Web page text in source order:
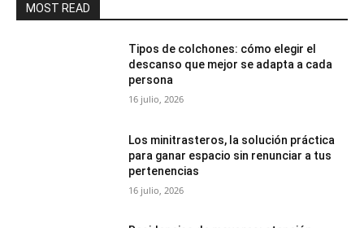
MOST READ
Tipos de colchones: cómo elegir el
descanso que mejor se adapta a cada
persona
16 julio, 2026
Los minitrasteros, la solución práctica
para ganar espacio sin renunciar a tus
pertenencias
16 julio, 2026